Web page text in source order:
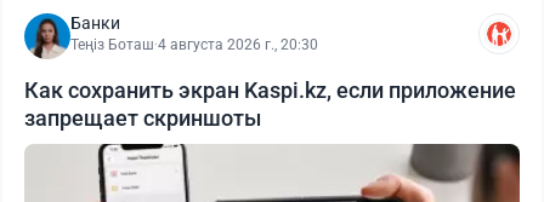
Банки
Теңіз Боташ·4 августа 2026 г., 20:30
Как сохранить экран Kaspi.kz, если приложение
запрещает скриншоты